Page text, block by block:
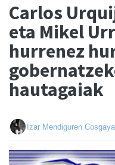
Carlos
eta Mikel
hurrenez
hautagaiak
Izar Mendiguren Cosgaya